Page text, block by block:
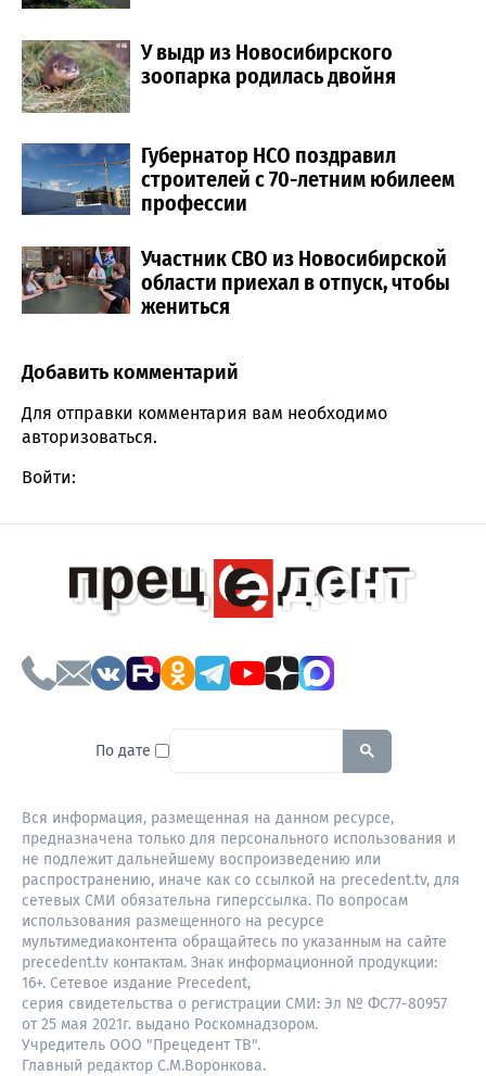
У выдр из Новосибирского
зоопарка родилась двойня
Губернатор НСО поздравил
строителей с 70-летним юбилеем
профессии
Участник СВО из Новосибирской
области приехал в отпуск, чтобы
жениться
Comment section
Добавить комментарий
Для отправки комментария вам необходимо
авторизоваться.
Войти:
По дате To search this site, enter a
Вся информация, размещенная на данном ресурсе,
предназначена только для персонального использования и
не подлежит дальнейшему воспроизведению или
распространению, иначе как со ссылкой на precedent.tv, для
сетевых СМИ обязательна гиперссылка. По вопросам
использования размещенного на ресурсе
мультимедиаконтента обращайтесь по указанным на сайте
precedent.tv контактам. Знак информационной продукции:
16+. Сетевое издание Precedent,
серия свидетельства о регистрации СМИ: Эл № ФС77-80957
от 25 мая 2021г. выдано Роскомнадзором.
Учредитель ООО "Прецедент ТВ".
Главный редактор С.М.Воронкова.